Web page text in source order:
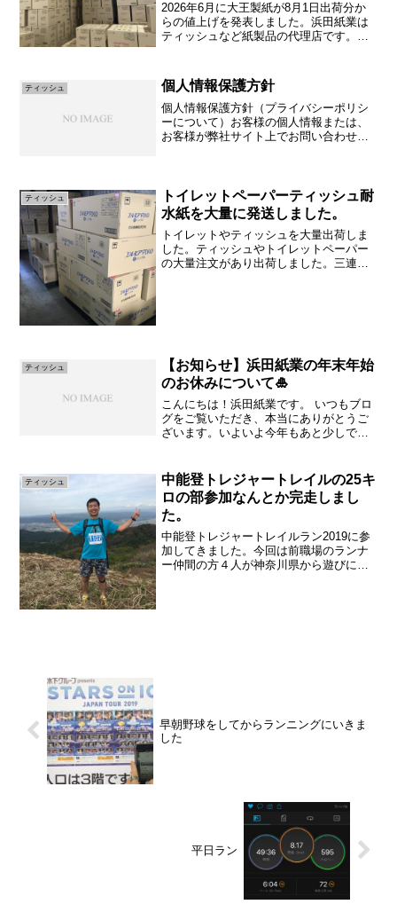
2026年6月に大王製紙が8月1日出荷分か
らの値上げを発表しました。浜田紙業は
ティッシュなど紙製品の代理店です。テ
上げに備えて事前に大量仕入れを行ない
価格を抑えているテ...
ティッシュ 個人情報保護方針
個人情報保護方針（プライバシーポリシ
ーについて）お客様の個人情報または、
お客様が弊社サイト上でお問い合わせい
指針に基づき、弊社にて細...
ティッシュ
トイレットペーパーティッシュ耐
水紙を大量に発送しました。
トイレットやティッシュを大量出荷しま
した。ティッシュやトイレットペーパー
の大量注文があり出荷しました。三連休
ティッシュ
【お知らせ】浜田紙業の年末年始
のお休みについて🎍
こんにちは！浜田紙業です。 いつもブロ
グをご覧いただき、本当にありがとうご
ざいます。いよいよ今年もあと少しです
紙業では下記の期間、年末年始のお休み
をいただきます。...
ティッシュ
中能登トレジャートレイルの25キ
ロの部参加なんとか完走しまし
た。
中能登トレジャートレイルラン2019に参
加してきました。今回は前職場のランナ
ー仲間の方４人が神奈川県から遊びに来
早朝野球をしてからランニングにいきま
した
平日ラン